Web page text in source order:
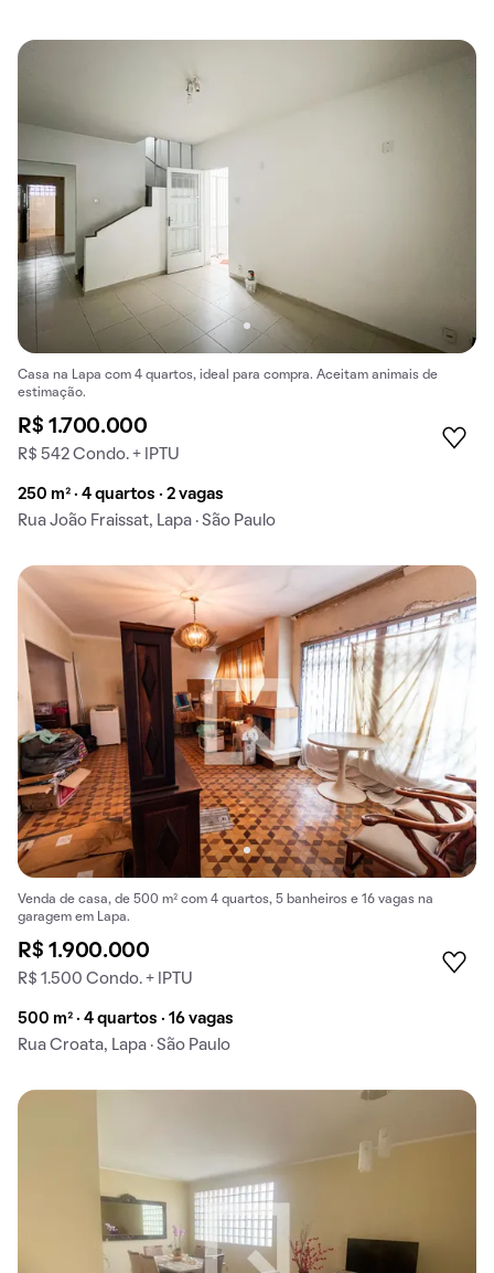
Casa na Lapa com 4 quartos, ideal para compra. Aceitam animais de
estimação.
R$ 1.700.000
R$ 542 Condo. + IPTU
250 m² · 4 quartos · 2 vagas
Rua João Fraissat, Lapa · São Paulo
Venda de casa, de 500 m² com 4 quartos, 5 banheiros e 16 vagas na
garagem em Lapa.
R$ 1.900.000
R$ 1.500 Condo. + IPTU
500 m² · 4 quartos · 16 vagas
Rua Croata, Lapa · São Paulo